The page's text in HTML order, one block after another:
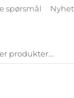
spørsmål